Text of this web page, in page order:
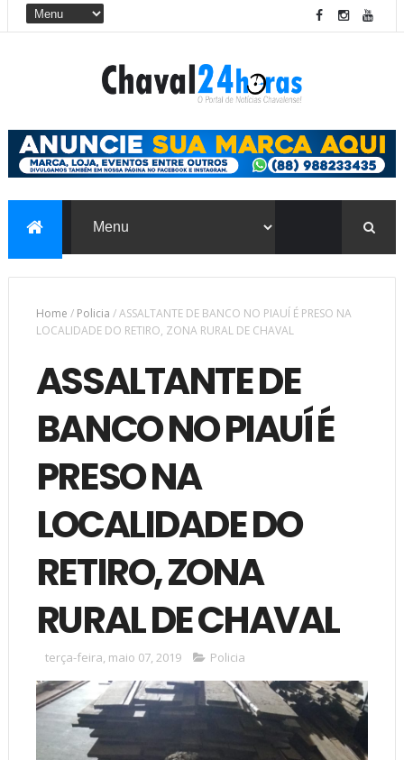
Home / Policia /ASSALTANTE DE BANCO NO PIAUÍ É PRESO NA
LOCALIDADE DO RETIRO, ZONA RURAL DE CHAVAL
ASSALTANTE DE
BANCO NO PIAUÍ É
PRESO NA
LOCALIDADE DO
RETIRO, ZONA
RURAL DE CHAVAL
terça-feira, maio 07, 2019 Policia